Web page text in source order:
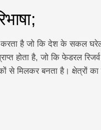
करता है जो कि देश के सकल
होता है, जो कि फेडरल रिजर्व
मिलकर बनता है। क्षेत्रों का